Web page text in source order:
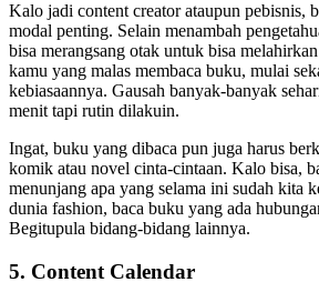
Kalo jadi content creator ataupun pebisnis,
modal penting. Selain menambah
bisa merangsang otak untuk bisa
kamu yang malas membaca buku, mulai
kebiasaannya. Gausah banyak-banyak
menit tapi rutin dilakuin.
Ingat, buku yang dibaca pun juga harus
komik atau novel cinta-cintaan. Kalo bisa,
menunjang apa yang selama ini sudah kita
dunia fashion, baca buku yang ada
Begitupula bidang-bidang lainnya.
5. Content Calendar